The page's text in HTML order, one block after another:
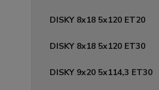
DISKY 8x18 5x120 ET20
DISKY 8x18 5x120 ET30
DISKY 9x20 5x114,3 ET30